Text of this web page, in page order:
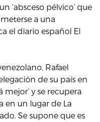
‘absceso pélvico’ que
a una
el diario español El
Rafael
de su país en
mejor’ y se recupera
en un lugar de La
Se supone que es